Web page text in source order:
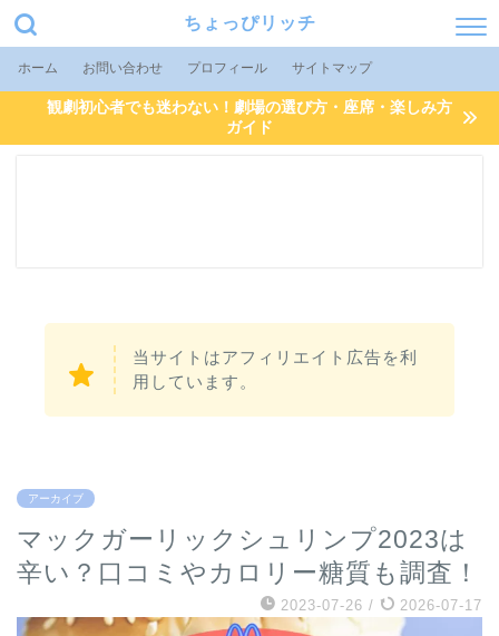
ちょっぴリッチ
ホーム お問い合わせ プロフィール サイトマップ
観劇初心者でも迷わない！劇場の選び方・座席・楽しみ方
ガイド
当サイトはアフィリエイト広告を利
用しています。
アーカイブ
マックガーリックシュリンプ2023は
辛い？口コミやカロリー糖質も調査！
2023-07-26 / 2026-07-17